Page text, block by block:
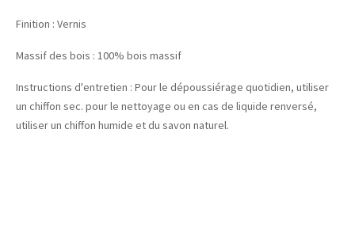
Finition : Vernis
Massif des bois : 100% bois massif
Instructions d'entretien : Pour le dépoussiérage quotidien, utiliser
un chiffon sec. pour le nettoyage ou en cas de liquide renversé,
utiliser un chiffon humide et du savon naturel.